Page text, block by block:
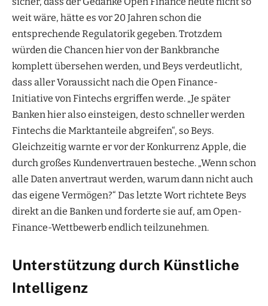
weit wäre, hätte es vor 20 Jahren schon die
entsprechende Regulatorik gegeben. Trotzdem
würden die Chancen hier von der Bankbranche
komplett übersehen werden, und Beys verdeutlicht,
dass aller Voraussicht nach die Open Finance-
Initiative von Fintechs ergriffen werde. „Je später
Banken hier also einsteigen, desto schneller werden
Fintechs die Marktanteile abgreifen“, so Beys.
Gleichzeitig warnte er vor der Konkurrenz Apple, die
durch großes Kundenvertrauen besteche. „Wenn schon
alle Daten anvertraut werden, warum dann nicht auch
das eigene Vermögen?“ Das letzte Wort richtete Beys
direkt an die Banken und forderte sie auf, am Open-
Finance-Wettbewerb endlich teilzunehmen.
Unterstützung durch Künstliche
Intelligenz